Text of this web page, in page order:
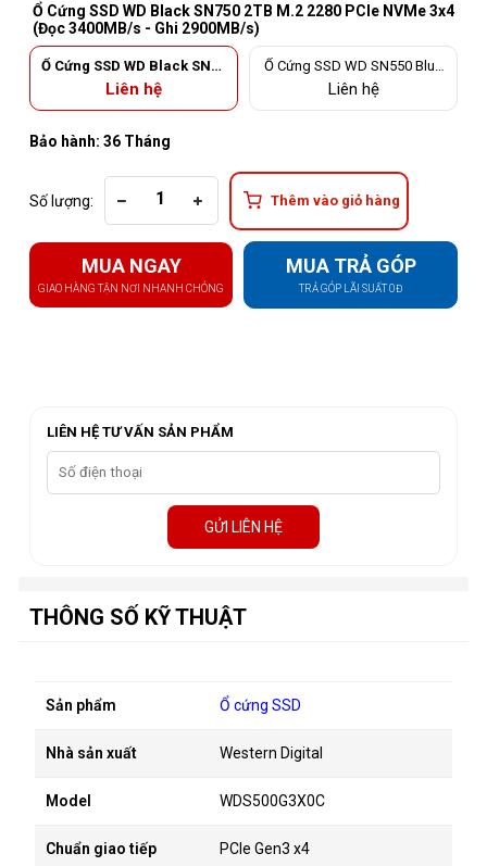
Ổ Cứng SSD WD Black SN750 2TB M.2 2280 PCIe NVMe 3x4
(Đọc 3400MB/s - Ghi 2900MB/s)
Ổ Cứng SSD WD Black SN75
0 2TB M.2 2280 PCIe NVMe
3x4 (Đọc 3400MB/s - Ghi 29
00MB/s)
Liên hệ
Ổ Cứng SSD WD SN550 Blue
2TB M.2 2280 PCIe NVMe 3x4
(Đọc 2600MB/s - Ghi 1800M
B/s)
Liên hệ
Bảo hành: 36 Tháng
Số lượng: Thêm vào giỏ hàng
MUA NGAY
GIAO HÀNG TẬN NƠI NHANH CHÓNG
MUA TRẢ GÓP
TRẢ GÓP LÃI SUẤT 0Đ
LIÊN HỆ TƯ VẤN SẢN PHẨM
GỬI LIÊN HỆ
THÔNG SỐ KỸ THUẬT
Sản phẩm Ổ cứng SSD
Nhà sản xuất Western Digital
Model WDS500G3X0C
Chuẩn giao tiếp PCIe Gen3 x4